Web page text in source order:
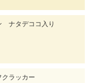
ナタデココ入り
ラッカー